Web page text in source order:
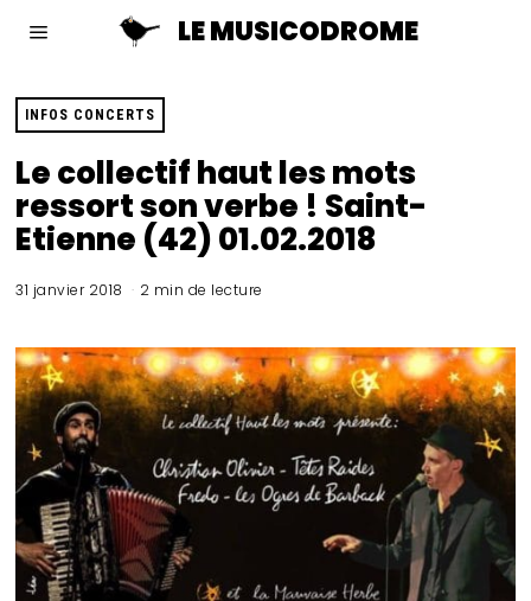
LE MUSICODROME
INFOS CONCERTS
Le collectif haut les mots
ressort son verbe ! Saint-
Etienne (42) 01.02.2018
31 janvier 2018 2 min de lecture